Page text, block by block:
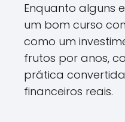
Enquanto alguns
um bom curso
como um
frutos por anos,
prática
financeiros reais.